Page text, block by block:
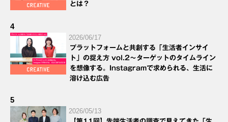
とは？
4
2026/06/17
プラットフォームと共創する「生活者インサイ
ト」の捉え方 vol.2～ターゲットのタイムライン
を想像する。Instagramで求められる、生活に
溶け込む広告
5
2026/05/13